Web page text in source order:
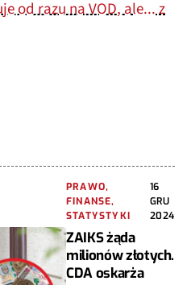
od razu na VOD, ale... z
PRAWO,
FINANSE,
STATYSTYKI
16
GRU
2024
ZAIKS żąda
milionów złotych.
CDA oskarża